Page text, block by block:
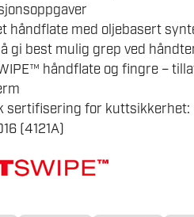
håndflate med oljebasert
gi best mulig grep ved
håndflate og fingre –
sertifisering for kuttsikkerhet:
(4121A)